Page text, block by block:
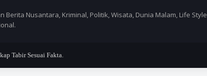
Berita Nusantara, Kriminal, Politik, Wisata, Dunia Malam, Life Style
Tabir Sesuai Fakta.